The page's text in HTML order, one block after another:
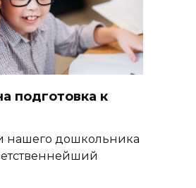
подготовка к
нашего дошкольника